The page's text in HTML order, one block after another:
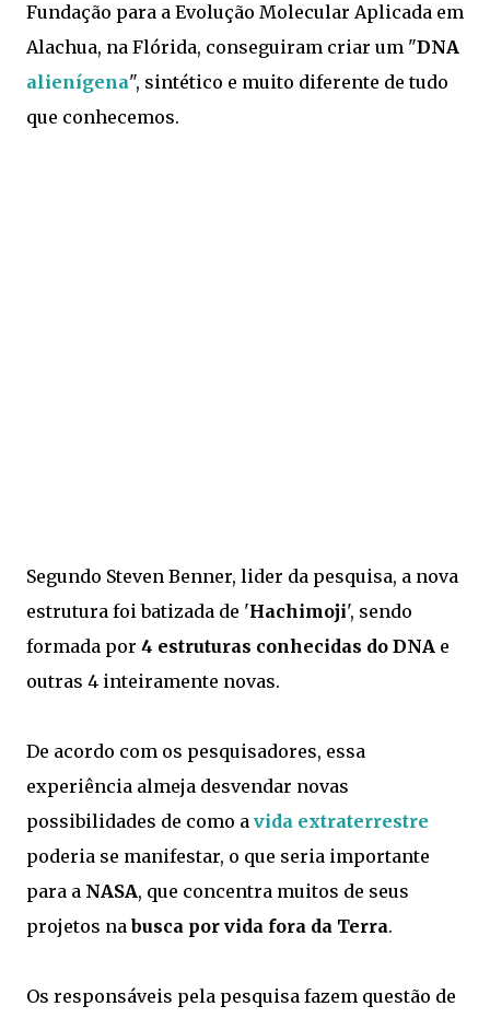
Fundação para a Evolução Molecular Aplicada em
Alachua, na Flórida, conseguiram criar um "DNA
alienígena", sintético e muito diferente de tudo
que conhecemos.
Segundo Steven Benner, lider da pesquisa, a nova
estrutura foi batizada de 'Hachimoji', sendo
formada por 4 estruturas conhecidas do DNA e
outras 4 inteiramente novas.
De acordo com os pesquisadores, essa
experiência almeja desvendar novas
possibilidades de como a vida extraterrestre
poderia se manifestar, o que seria importante
para a NASA, que concentra muitos de seus
projetos nabusca por vida fora da Terra.
Os responsáveis pela pesquisa fazem questão de